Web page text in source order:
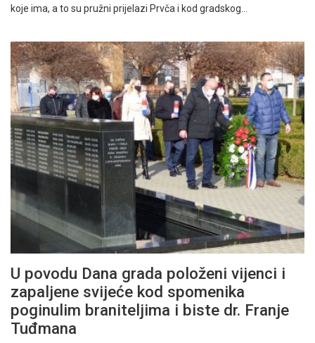
koje ima, a to su pružni prijelazi Prvča i kod gradskog…
U povodu Dana grada položeni vijenci i
zapaljene svijeće kod spomenika
poginulim braniteljima i biste dr. Franje
Tuđmana